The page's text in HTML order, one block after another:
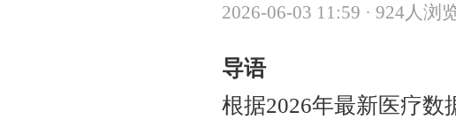
2026-06-03 11:59 ·924人浏
导语
根据2026年最新医疗数